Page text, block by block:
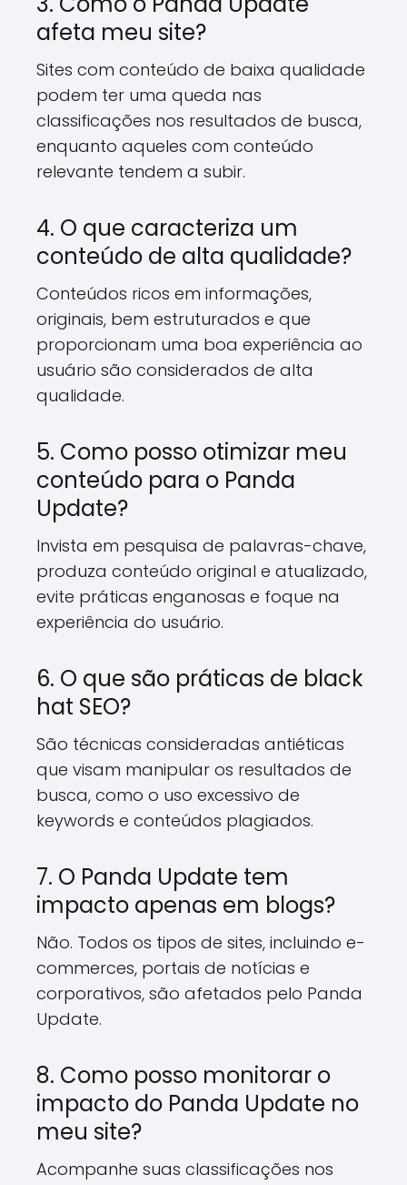
afeta meu site?
Sites com conteúdo de baixa qualidade
podem ter uma queda nas
classificações nos resultados de busca,
enquanto aqueles com conteúdo
relevante tendem a subir.
4. O que caracteriza um
conteúdo de alta qualidade?
Conteúdos ricos em informações,
originais, bem estruturados e que
proporcionam uma boa experiência ao
usuário são considerados de alta
qualidade.
5. Como posso otimizar meu
conteúdo para o Panda
Update?
Invista em pesquisa de palavras-chave,
produza conteúdo original e atualizado,
evite práticas enganosas e foque na
experiência do usuário.
6. O que são práticas de black
hat SEO?
São técnicas consideradas antiéticas
que visam manipular os resultados de
busca, como o uso excessivo de
keywords e conteúdos plagiados.
7. O Panda Update tem
impacto apenas em blogs?
Não. Todos os tipos de sites, incluindo e-
commerces, portais de notícias e
corporativos, são afetados pelo Panda
Update.
8. Como posso monitorar o
impacto do Panda Update no
meu site?
Acompanhe suas classificações nos